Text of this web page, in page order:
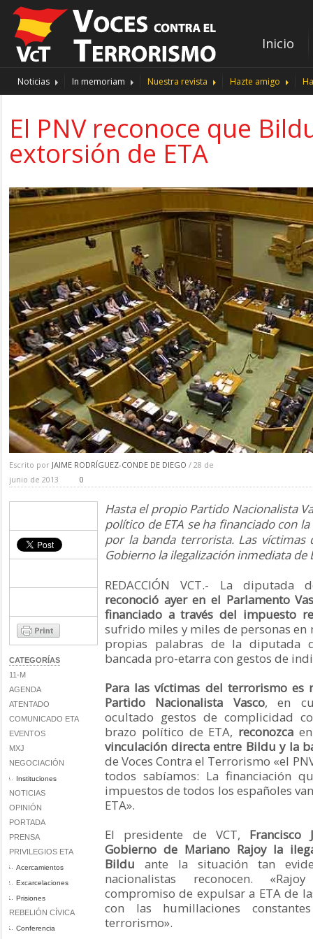
Inicio
Noticias In memoriam Nuestra revista Hazte amigo
El PNV reconoce que
extorsión de ETA
Escrito por JAIME RODRÍGUEZ-CONDE DE DIEGO / 28 de
junio de 2013
0
CATEGORÍAS
11-M
AGENDA
ATENTADO
COMUNICADO ETA
EVENTOS
MXJ
NEGOCIACIÓN
Instituciones
NOTICIAS
OPINIÓN
PORTADA
PRENSA
PRIVILEGIOS ETA
Acercamientos
Excarcelaciones
Prisiones
REBELIÓN CÍVICA
Conferencia
Hasta el propio Partido Nacionalista
político de ETA se ha financiado con
por la banda terrorista. Las víctimas
Gobierno la ilegalización inmediata de
REDACCIÓN VCT.- La
reconoció ayer en el Parlamento
financiado a través del impuesto
sufrido miles y miles de personas en
propias palabras de la diputada
bancada pro-etarra con gestos de
Para las víctimas del terrorismo es
Partido Nacionalista Vasco, en
ocultado gestos de complicidad
brazo político de ETA, reconozca
vinculación directa entre Bildu y la
de Voces Contra el Terrorismo «el
todos sabíamos: La financiación
impuestos de todos los españoles
ETA».
El presidente de VCT, Francisco
Gobierno de Mariano Rajoy la
Bildu ante la situación tan
nacionalistas reconocen.
compromiso de expulsar a ETA de
con las humillaciones
terrorismo».